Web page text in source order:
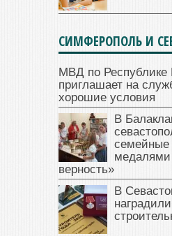
СИМФЕРОПОЛЬ И
МВД по Республике
приглашает на
хорошие условия
В
семейные
верность»
В